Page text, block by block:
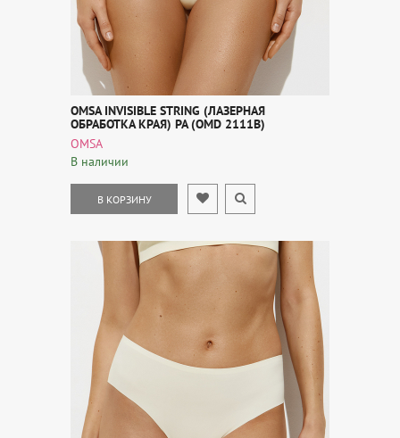
OMSA INVISIBLE STRING (ЛАЗЕРНАЯ
ОБРАБОТКА КРАЯ) PA (OMD 2111B)
OMSA
В наличии
В КОРЗИНУ